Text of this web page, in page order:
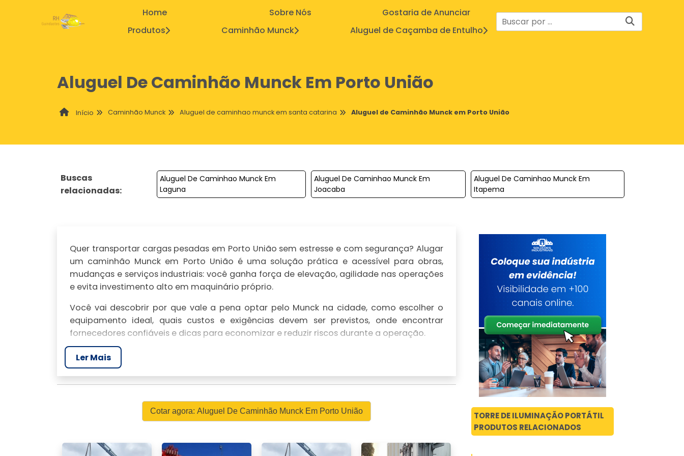
Home Sobre Nós
Gostaria de Anunciar
Produtos
Caminhão Munck Aluguel de Caçamba de Entulho
Aluguel De Caminhão Munck Em Porto União
Início Caminhão Munck Aluguel de caminhao munck em santa catarina Aluguel de Caminhão Munck em Porto União
Buscas
relacionadas:
Aluguel De Caminhao Munck Em
Laguna
Aluguel De Caminhao Munck Em
Joacaba
Aluguel De Caminhao Munck Em
Itapema
Quer transportar cargas pesadas em Porto União sem estresse e com segurança? Alugar
um caminhão Munck em Porto União é uma solução prática e acessível para obras,
mudanças e serviços industriais: você ganha força de elevação, agilidade nas operações
e evita investimento alto em maquinário próprio.
Você vai descobrir por que vale a pena optar pelo Munck na cidade, como escolher o
equipamento ideal, quais custos e exigências devem ser previstos, onde encontrar
fornecedores confiáveis e dicas para economizar e reduzir riscos durante a operação.
1. LOCAIS E COBERTURA: ALUGUEL DE CAMINHÃO
MUNCK EM PORTO UNIÃO E SANTA CATARINA
frota localizada na cidade. Cobertura inclui deslocamentos dentro do município e rotas
intermunicipais estratégicas em santa catarina, garantindo operação rápida.
Foco territorial e integração com rotas regionais
Ler Mais
Cotar agora: Aluguel De Caminhão Munck Em Porto União
TORRE DE ILUMINAÇÃO PORTÁTIL
PRODUTOS RELACIONADOS